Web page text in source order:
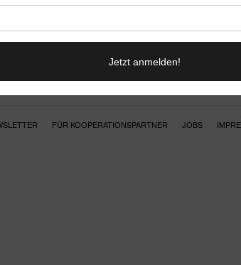
FÜR KOOPERATIONSPARTNER JOBS